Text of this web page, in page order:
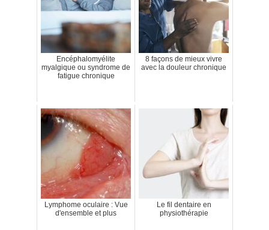
Encéphalomyélite
myalgique ou syndrome de
fatigue chronique
8 façons de mieux vivre
avec la douleur chronique
Lymphome oculaire : Vue
d'ensemble et plus
Le fil dentaire en
physiothérapie